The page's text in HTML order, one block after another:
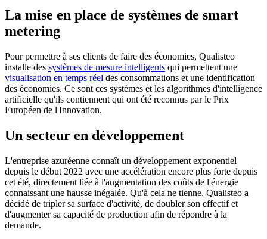
La mise en place de systèmes de smart
metering
Pour permettre à ses clients de faire des économies, Qualisteo
installe des systèmes de mesure intelligents qui permettent une
visualisation en temps réel des consommations et une identification
des économies. Ce sont ces systèmes et les algorithmes d'intelligence
artificielle qu'ils contiennent qui ont été reconnus par le Prix
Européen de l'Innovation.
Un secteur en développement
L'entreprise azuréenne connaît un développement exponentiel
depuis le début 2022 avec une accélération encore plus forte depuis
cet été, directement liée à l'augmentation des coûts de l'énergie
connaissant une hausse inégalée. Qu'à cela ne tienne, Qualisteo a
décidé de tripler sa surface d'activité, de doubler son effectif et
d'augmenter sa capacité de production afin de répondre à la
demande.